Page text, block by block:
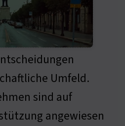
Umfeld.
sind auf
angewiesen